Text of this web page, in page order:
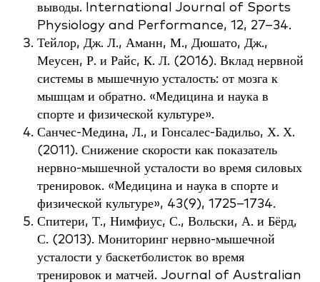
выводы. International Journal of Sports
Physiology and Performance, 12, 27–34.
Тейлор, Дж. Л., Аманн, М., Дюшато, Дж.,
Меусен, Р. и Райс, К. Л. (2016). Вклад нервной
системы в мышечную усталость: от мозга к
мышцам и обратно. «Медицина и наука в
спорте и физической культуре».
Санчес-Медина, Л., и Гонсалес-Бадильо, Х. Х.
(2011). Снижение скорости как показатель
нервно-мышечной усталости во время силовых
тренировок. «Медицина и наука в спорте и
физической культуре», 43(9), 1725–1734.
Спитери, Т., Нимфиус, С., Вольски, А. и Бёрд,
С. (2013). Мониторинг нервно-мышечной
усталости у баскетболисток во время
тренировок и матчей. Journal of Australian